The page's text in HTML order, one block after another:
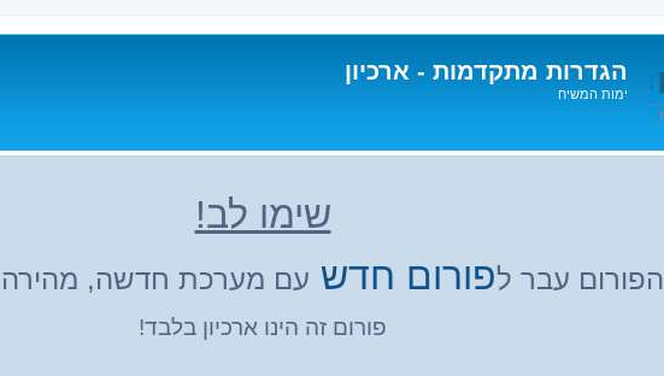
הגדרות מתקדמות - ארכיון
ימות המשיח
שימו לב!
הפורום עבר לפורום חדש עם מערכת חדשה, מהירה
פורום זה הינו ארכיון בלבד!